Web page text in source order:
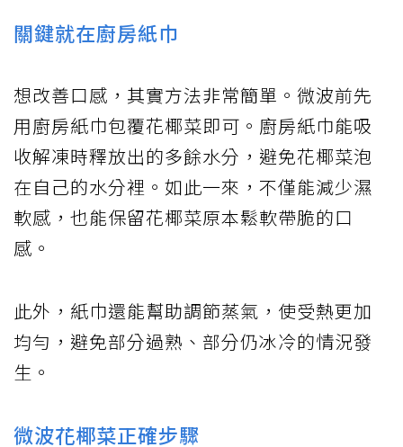
關鍵就在廚房紙巾
想改善口感，其實方法非常簡單。微波前先
用廚房紙巾包覆花椰菜即可。廚房紙巾能吸
收解凍時釋放出的多餘水分，避免花椰菜泡
在自己的水分裡。如此一來，不僅能減少濕
軟感，也能保留花椰菜原本鬆軟帶脆的口
感。
此外，紙巾還能幫助調節蒸氣，使受熱更加
均勻，避免部分過熟、部分仍冰冷的情況發
生。
微波花椰菜正確步驟